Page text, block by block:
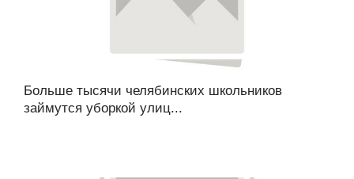
Больше тысячи челябинских школьников
займутся уборкой улиц...